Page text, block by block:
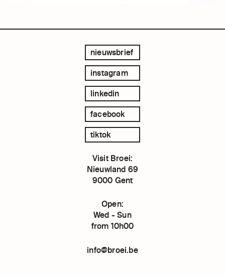
nieuwsbrief
instagram
linkedin
facebook
tiktok
Visit Broei:
Nieuwland 69
9000 Gent
Open:
Wed - Sun
from 10h00
info@broei.be